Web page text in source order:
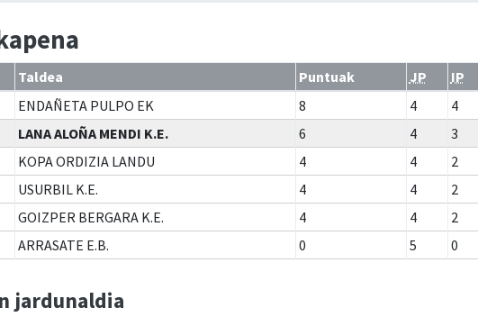
Taldea Puntuak JP IP
ENDAÑETA PULPO EK 8 4 4
LANA ALOÑA MENDI K.E. 6 4 3
KOPA ORDIZIA LANDU 4 4 2
USURBIL K.E. 4 4 2
GOIZPER BERGARA K.E. 4 4 2
ARRASATE E.B. 0 5 0
jardunaldia